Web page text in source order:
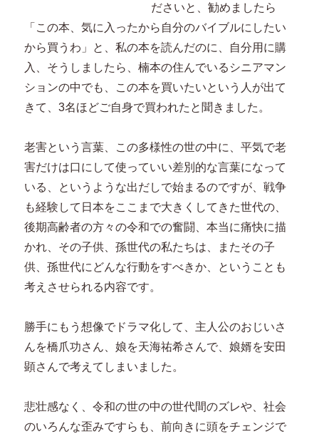
ださいと、勧めましたら
「この本、気に入ったから自分のバイブルにしたい
から買うわ」と、私の本を読んだのに、自分用に購
入、そうしましたら、楠本の住んでいるシニアマン
ションの中でも、この本を買いたいという人が出て
きて、3名ほどご自身で買われたと聞きました。
老害という言葉、この多様性の世の中に、平気で老
害だけは口にして使っていい差別的な言葉になって
いる、というような出だしで始まるのですが、戦争
も経験して日本をここまで大きくしてきた世代の、
後期高齢者の方々の令和での奮闘、本当に痛快に描
かれ、その子供、孫世代の私たちは、またその子
供、孫世代にどんな行動をすべきか、ということも
考えさせられる内容です。
勝手にもう想像でドラマ化して、主人公のおじいさ
んを橋爪功さん、娘を天海祐希さんで、娘婿を安田
顕さんで考えてしまいました。
悲壮感なく、令和の世の中の世代間のズレや、社会
のいろんな歪みですらも、前向きに頭をチェンジで